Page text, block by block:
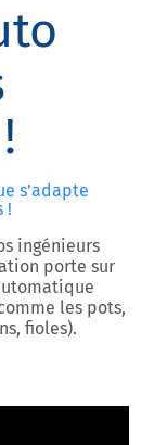
s’adapte
!
ingénieurs
porte sur
les pots,
fioles).